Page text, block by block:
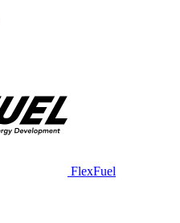
FlexFuel